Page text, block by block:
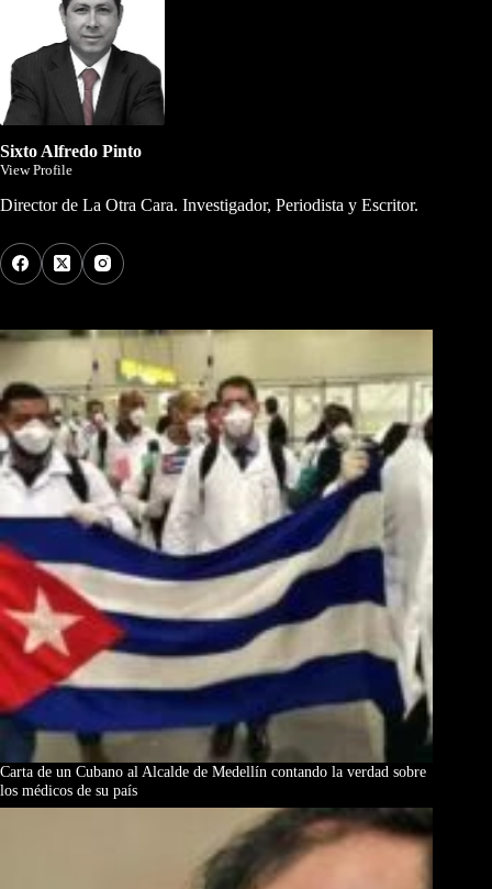
Sixto Alfredo Pinto
View Profile
Director de La Otra Cara. Investigador, Periodista y Escritor.
Carta de un Cubano al Alcalde de Medellín contando la verdad sobre
los médicos de su país